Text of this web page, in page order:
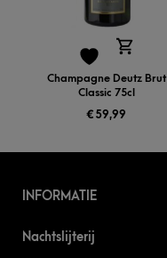
Champagne Deutz Brut
Classic 75cl
€ 59,99
INFORMATIE
Nachtslijterij